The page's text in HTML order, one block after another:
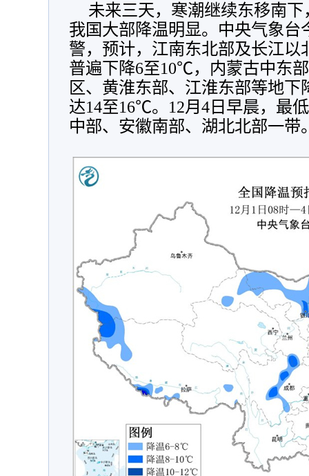
未来三天，寒潮继续东移南
我国大部降温明显。中央气象台
警，预计， 江南东北部及长江以
普遍下降6至10℃，内蒙古中东
区、黄淮东部、江淮东部等地
达14至16℃。12月4日早晨，最
中部、安徽南部、湖北北部一带